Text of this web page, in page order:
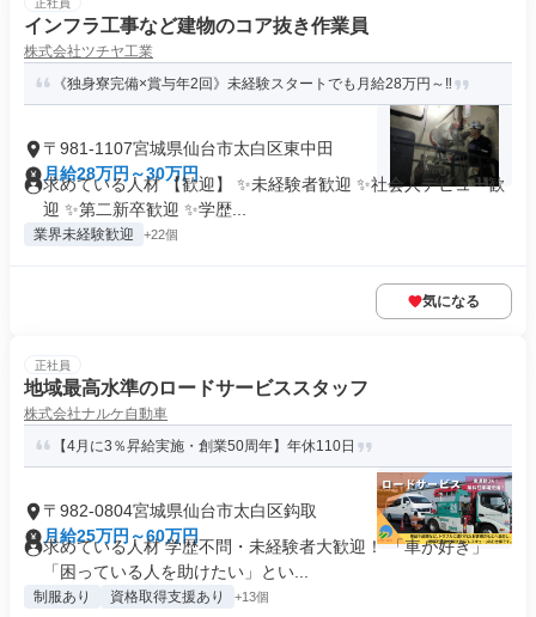
正社員
インフラ工事など建物のコア抜き作業員
株式会社ツチヤ工業
《独身寮完備×賞与年2回》未経験スタートでも月給28万円～‼
〒981-1107宮城県仙台市太白区東中田
月給28万円～30万円
求めている人材 【歓迎】 ✨未経験者歓迎 ✨社会人デビュー歓
迎 ✨第二新卒歓迎 ✨学歴...
業界未経験歓迎 +22個
気になる
正社員
地域最高水準のロードサービススタッフ
株式会社ナルケ自動車
【4月に3％昇給実施・創業50周年】年休110日
〒982-0804宮城県仙台市太白区鈎取
月給25万円～60万円
求めている人材 学歴不問・未経験者大歓迎！ 「車が好き」
「困っている人を助けたい」とい...
制服あり 資格取得支援あり +13個